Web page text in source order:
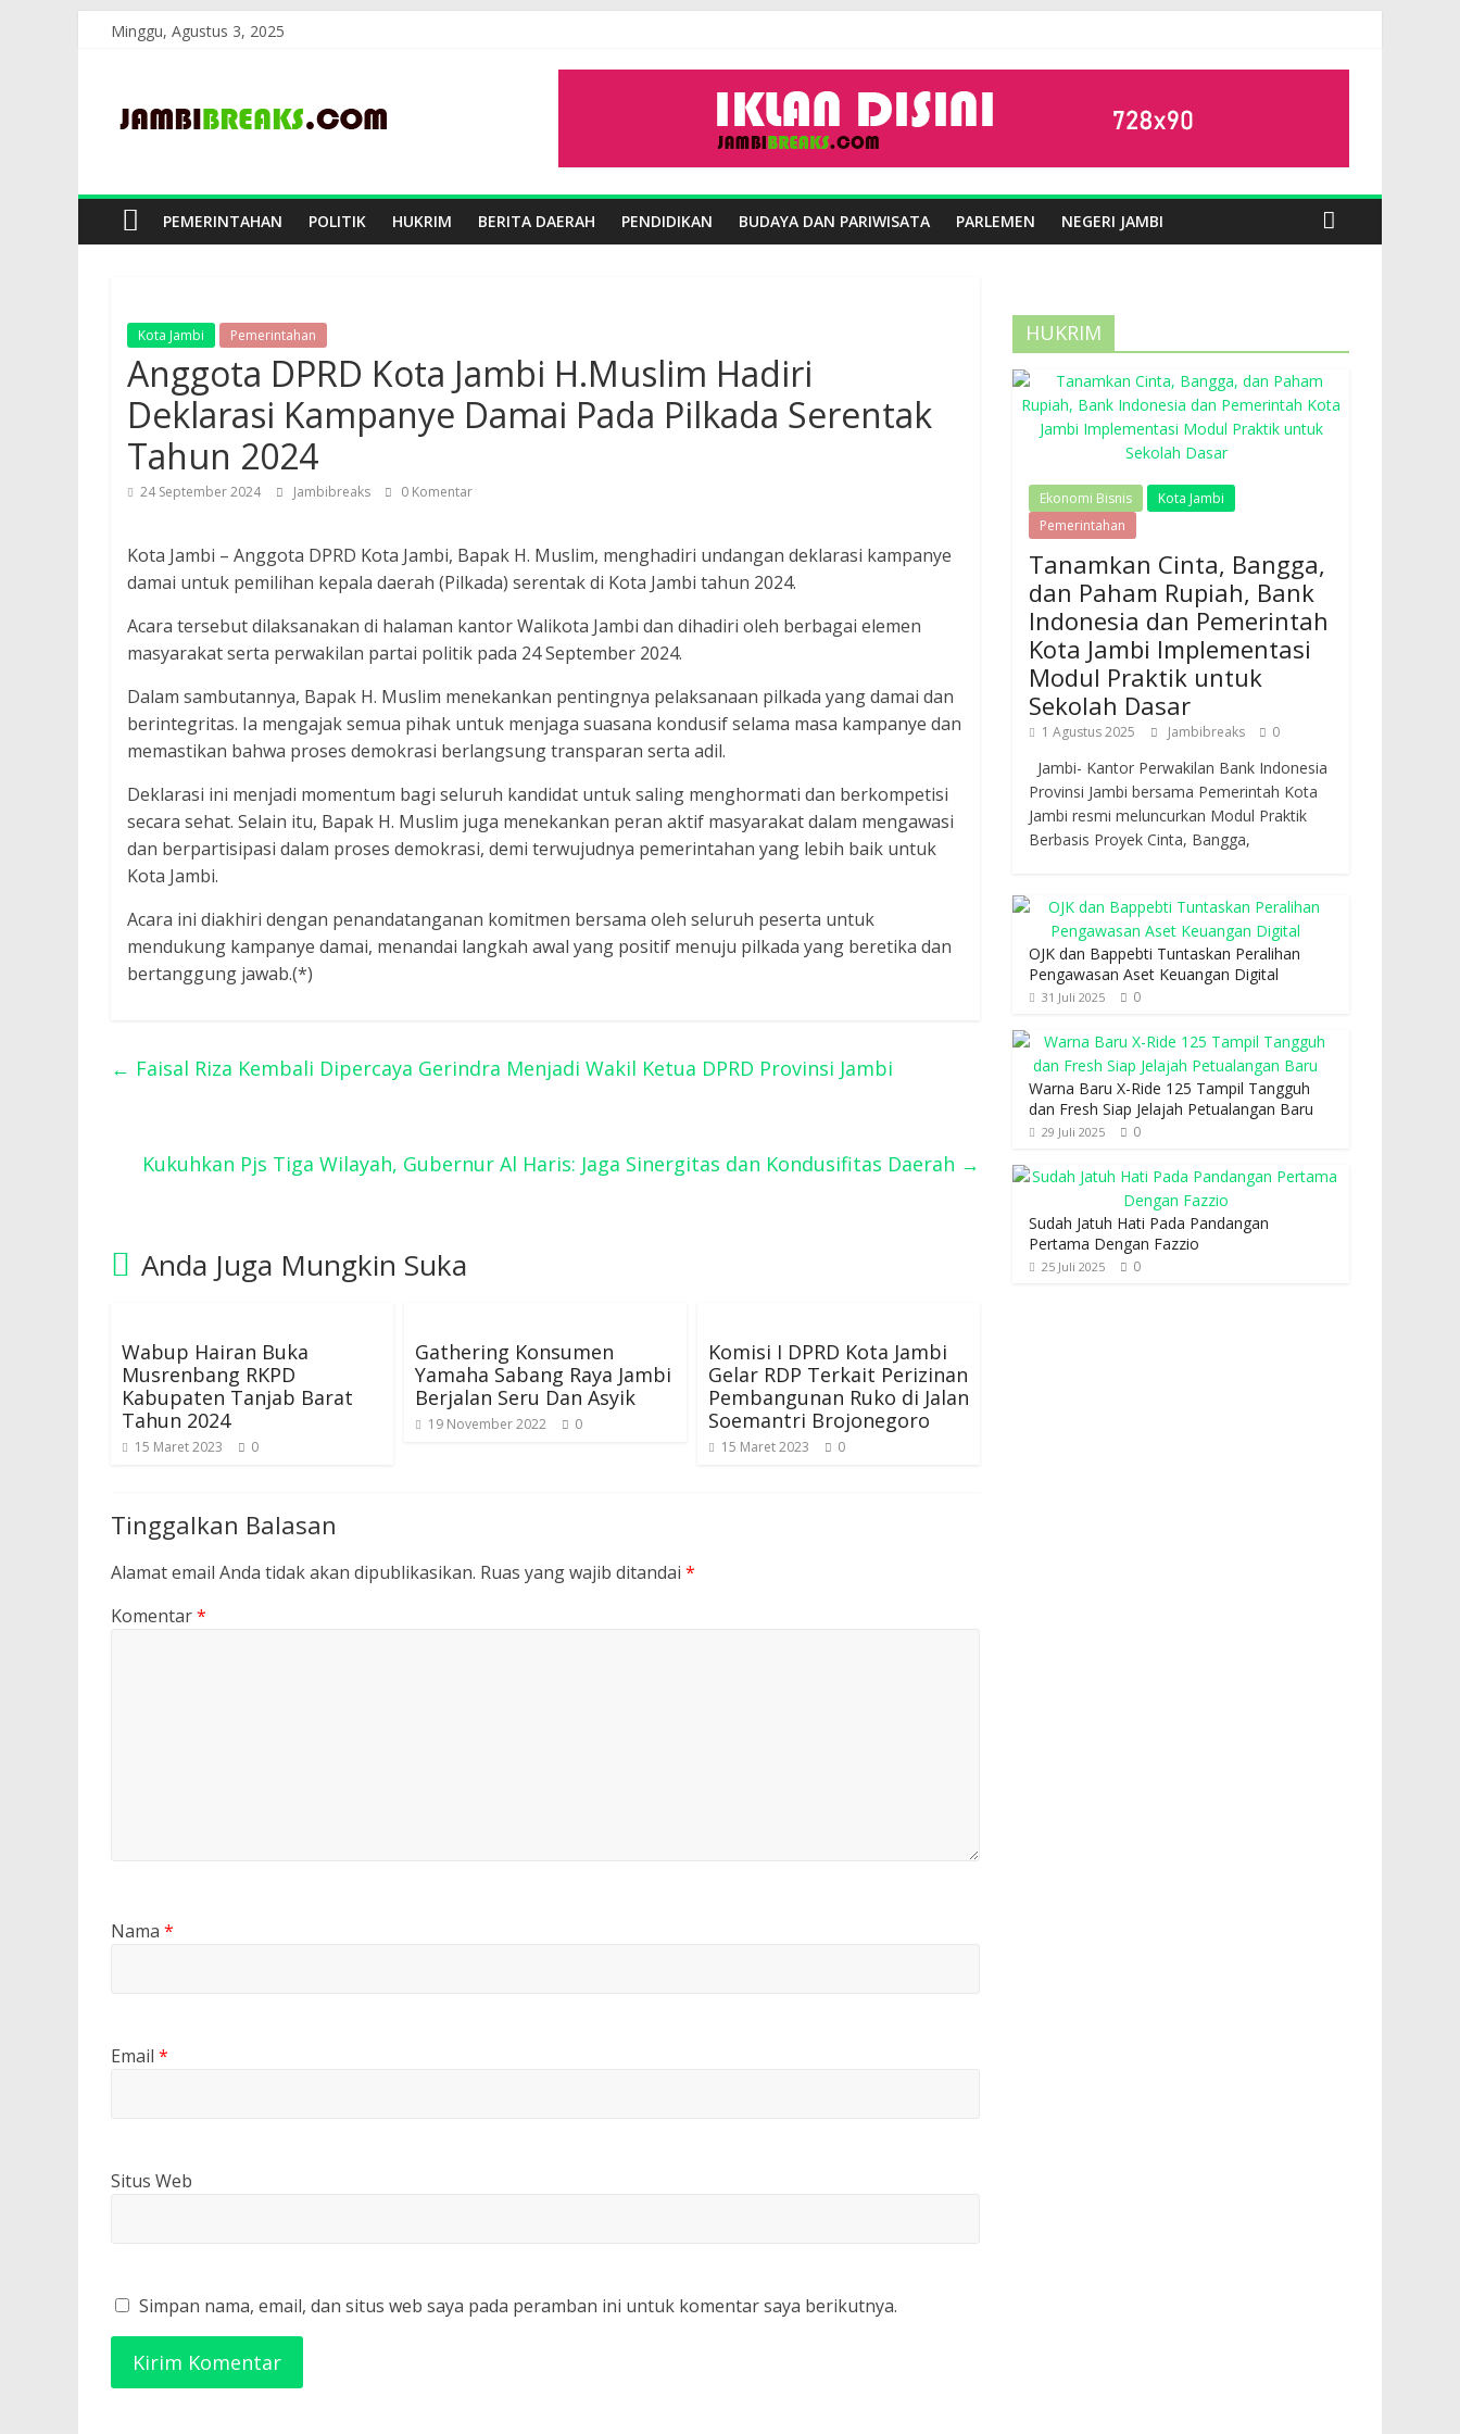
Minggu, Agustus 3, 2025
JambiBreaks
PEMERINTAHAN POLITIK HUKRIM BERITA DAERAH PENDIDIKAN BUDAYA DAN PARIWISATA PARLEMEN NEGERI JAMBI
Kota Jambi Pemerintahan
Anggota DPRD Kota Jambi H.Muslim Hadiri
Deklarasi Kampanye Damai Pada Pilkada Serentak
Tahun 2024
24 September 2024 Jambibreaks 0 Komentar
Kota Jambi – Anggota DPRD Kota Jambi, Bapak H. Muslim, menghadiri undangan deklarasi kampanye
damai untuk pemilihan kepala daerah (Pilkada) serentak di Kota Jambi tahun 2024.
Acara tersebut dilaksanakan di halaman kantor Walikota Jambi dan dihadiri oleh berbagai elemen
masyarakat serta perwakilan partai politik pada 24 September 2024.
Dalam sambutannya, Bapak H. Muslim menekankan pentingnya pelaksanaan pilkada yang damai dan
berintegritas. Ia mengajak semua pihak untuk menjaga suasana kondusif selama masa kampanye dan
memastikan bahwa proses demokrasi berlangsung transparan serta adil.
Deklarasi ini menjadi momentum bagi seluruh kandidat untuk saling menghormati dan berkompetisi
secara sehat. Selain itu, Bapak H. Muslim juga menekankan peran aktif masyarakat dalam mengawasi
dan berpartisipasi dalam proses demokrasi, demi terwujudnya pemerintahan yang lebih baik untuk
Kota Jambi.
Acara ini diakhiri dengan penandatanganan komitmen bersama oleh seluruh peserta untuk
mendukung kampanye damai, menandai langkah awal yang positif menuju pilkada yang beretika dan
bertanggung jawab.(*)
← Faisal Riza Kembali Dipercaya Gerindra Menjadi Wakil Ketua DPRD Provinsi Jambi
Kukuhkan Pjs Tiga Wilayah, Gubernur Al Haris: Jaga Sinergitas dan Kondusifitas Daerah →
Anda Juga Mungkin Suka
Wabup Hairan Buka
Musrenbang RKPD
Kabupaten Tanjab Barat
Tahun 2024
15 Maret 2023 0
Gathering Konsumen
Yamaha Sabang Raya Jambi
Berjalan Seru Dan Asyik
19 November 2022 0
Komisi I DPRD Kota Jambi
Gelar RDP Terkait Perizinan
Pembangunan Ruko di Jalan
Soemantri Brojonegoro
15 Maret 2023 0
Tinggalkan Balasan
Alamat email Anda tidak akan dipublikasikan. Ruas yang wajib ditandai *
Komentar*
Nama *
Email *
Situs Web
Simpan nama, email, dan situs web saya pada peramban ini untuk komentar saya berikutnya.
HUKRIM
Ekonomi Bisnis
Kota Jambi
Pemerintahan
Tanamkan Cinta, Bangga,
dan Paham Rupiah, Bank
Indonesia dan Pemerintah
Kota Jambi Implementasi
Modul Praktik untuk
Sekolah Dasar
1 Agustus 2025 Jambibreaks 0
Jambi- Kantor Perwakilan Bank Indonesia
Provinsi Jambi bersama Pemerintah Kota
Jambi resmi meluncurkan Modul Praktik
Berbasis Proyek Cinta, Bangga,
OJK dan Bappebti Tuntaskan Peralihan
Pengawasan Aset Keuangan Digital
31 Juli 2025 0
Warna Baru X-Ride 125 Tampil Tangguh
dan Fresh Siap Jelajah Petualangan Baru
29 Juli 2025 0
Sudah Jatuh Hati Pada Pandangan
Pertama Dengan Fazzio
25 Juli 2025 0